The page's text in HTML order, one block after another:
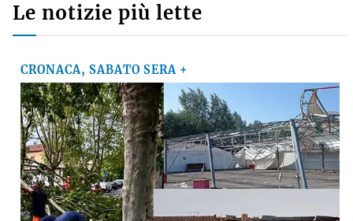
Le notizie più lette
CRONACA, SABATO SERA +